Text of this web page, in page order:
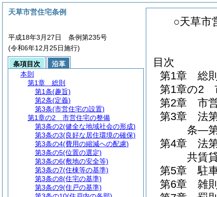
○天草市
目次
第1章
総
第1章の2
第2章
市
第3章
法
条―
第4章
法
共賃
第5章
駐
第6章
雑
天草市営住宅条例
平成18年3月27日 条例第235号
(令和6年12月25日施行)
条項目次
沿革
本則
第1章
総則
第1条(趣旨)
第2条(定義)
第3条(市営住宅の設置)
第1章の2
市営住宅の整備
第3条の2(健全な地域社会の形成)
第3条の3(良好な居住環境の確保)
第3条の4(費用の縮減への配慮)
第3条の5(位置の選定)
第3条の6(敷地の安全等)
第3条の7(住棟等の基準)
第3条の8(住宅の基準)
第3条の9(住戸の基準)